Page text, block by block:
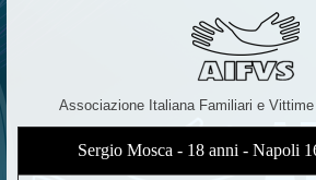
Associazione Italiana Familiari e
Sergio Mosca - 18 anni - Napoli